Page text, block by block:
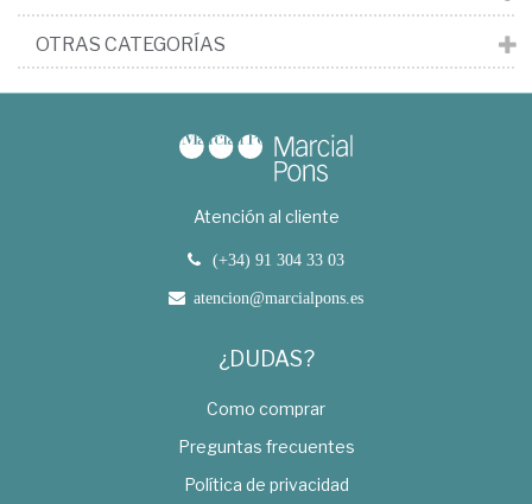
OTRAS CATEGORÍAS
Atención al cliente
(+34) 91 304 33 03
atencion@marcialpons.es
¿DUDAS?
Como comprar
Preguntas frecuentes
Política de privacidad